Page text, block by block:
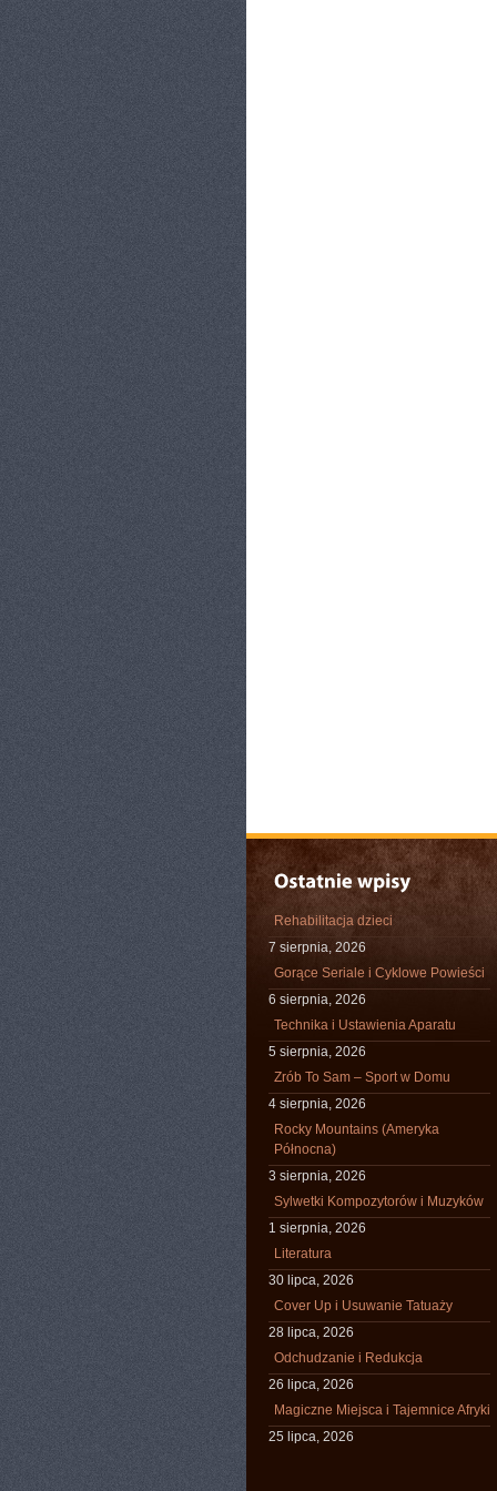
Rehabilitacja dzieci
7 sierpnia, 2026
Gorące Seriale i Cyklowe Powieści
6 sierpnia, 2026
Technika i Ustawienia Aparatu
5 sierpnia, 2026
Zrób To Sam – Sport w Domu
4 sierpnia, 2026
Rocky Mountains (Ameryka
Północna)
3 sierpnia, 2026
Sylwetki Kompozytorów i Muzyków
1 sierpnia, 2026
Literatura
30 lipca, 2026
Cover Up i Usuwanie Tatuaży
28 lipca, 2026
Odchudzanie i Redukcja
26 lipca, 2026
Magiczne Miejsca i Tajemnice Afryki
25 lipca, 2026